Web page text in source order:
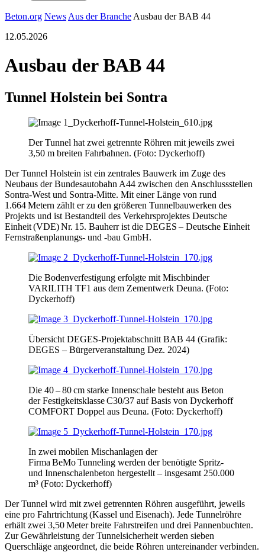
Beton.org News Aus der Branche Ausbau der BAB 44
12.05.2026
Ausbau der BAB 44
Tunnel Holstein bei Sontra
Der Tunnel hat zwei getrennte Röhren mit jeweils zwei
3,50 m breiten Fahrbahnen. (Foto: Dyckerhoff)
Der Tunnel Holstein ist ein zentrales Bauwerk im Zuge des
Neubaus der Bundesautobahn A44 zwischen den Anschlussstellen
Sontra‑West und Sontra‑Mitte. Mit einer Länge von rund
1.664 Metern zählt er zu den größeren Tunnelbauwerken des
Projekts und ist Bestandteil des Verkehrsprojektes Deutsche
Einheit (VDE) Nr. 15. Bauherr ist die DEGES – Deutsche Einheit
Fernstraßenplanungs‑ und ‑bau GmbH.
Die Bodenverfestigung erfolgte mit Mischbinder
VARILITH TF1 aus dem Zementwerk Deuna. (Foto:
Dyckerhoff)
Übersicht DEGES-Projektabschnitt BAB 44 (Grafik:
DEGES – Bürgerveranstaltung Dez. 2024)
Die 40 – 80 cm starke Innenschale besteht aus Beton
der Festigkeitsklasse C30/37 auf Basis von Dyckerhoff
COMFORT Doppel aus Deuna. (Foto: Dyckerhoff)
In zwei mobilen Mischanlagen der
Firma BeMo Tunneling werden der benötigte Spritz-
und Innenschalenbeton hergestellt – insgesamt 250.000
m³ (Foto: Dyckerhoff)
Der Tunnel wird mit zwei getrennten Röhren ausgeführt, jeweils
eine pro Fahrtrichtung (Kassel und Eisenach). Jede Tunnelröhre
erhält zwei 3,50 Meter breite Fahrstreifen und drei Pannenbuchten.
Zur Gewährleistung der Tunnelsicherheit werden sieben
Querschläge angeordnet, die beide Röhren untereinander verbinden.